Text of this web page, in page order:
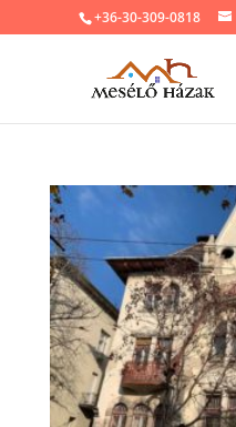
+36-30-309-0818